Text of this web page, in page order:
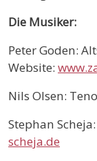
Die Musiker:
Peter Goden:
Website:
Nils Olsen:
Stephan
scheja.de